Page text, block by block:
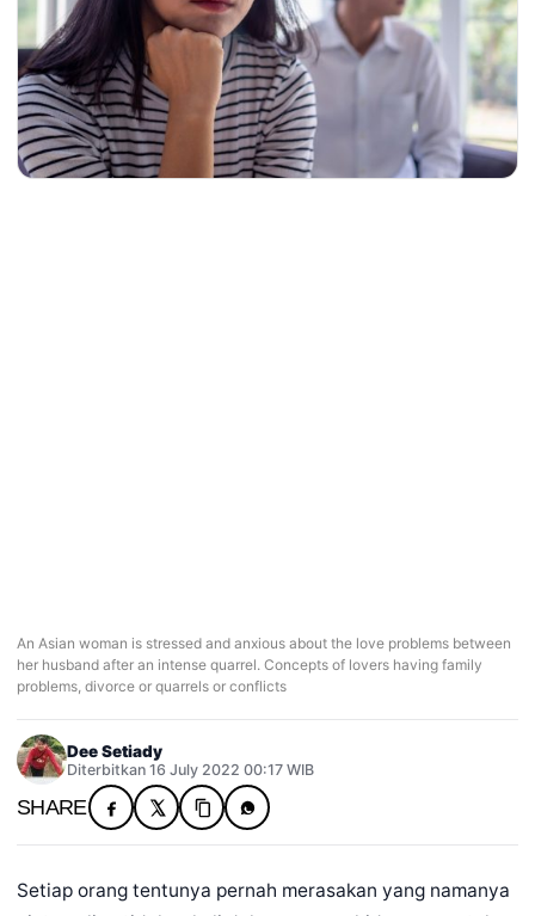
An Asian woman is stressed and anxious about the love problems between
her husband after an intense quarrel. Concepts of lovers having family
problems, divorce or quarrels or conflicts
Dee Setiady
Diterbitkan 16 July 2022 00:17 WIB
SHARE
Setiap orang tentunya pernah merasakan yang namanya